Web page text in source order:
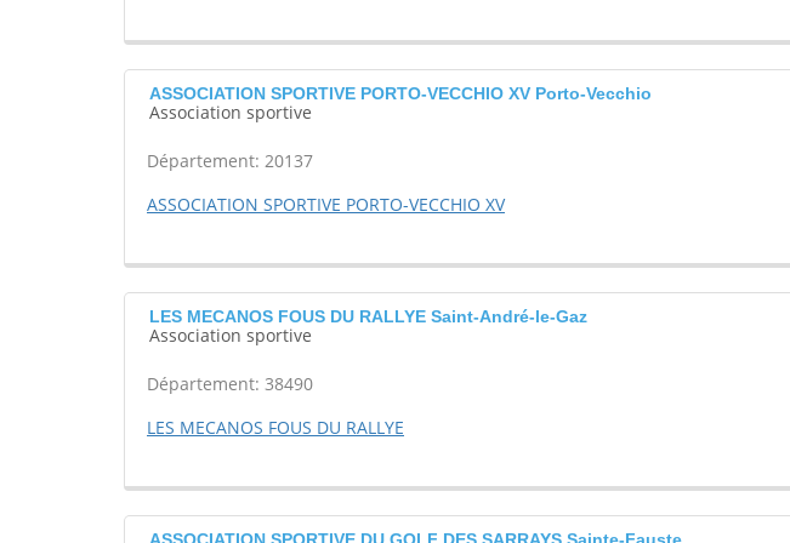
ASSOCIATION SPORTIVE PORTO-VECCHIO XV Porto-Vecchio
Association sportive
Département: 20137
ASSOCIATION SPORTIVE PORTO-VECCHIO XV
LES MECANOS FOUS DU RALLYE Saint-André-le-Gaz
Association sportive
Département: 38490
LES MECANOS FOUS DU RALLYE